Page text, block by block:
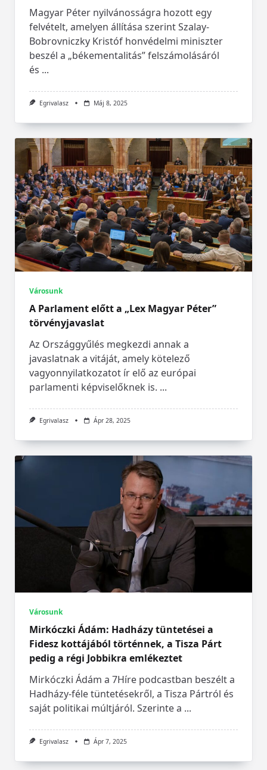
Magyar Péter nyilvánosságra hozott egy
felvételt, amelyen állítása szerint Szalay-
Bobrovniczky Kristóf honvédelmi miniszter
beszél a „békementalitás” felszámolásáról
és ...
Egrivalasz Máj 8, 2025
Városunk
A Parlament előtt a „Lex Magyar Péter”
törvényjavaslat
Az Országgyűlés megkezdi annak a
javaslatnak a vitáját, amely kötelező
vagyonnyilatkozatot ír elő az európai
parlamenti képviselőknek is. ...
Egrivalasz Ápr 28, 2025
Városunk
Mirkóczki Ádám: Hadházy tüntetései a
Fidesz kottájából történnek, a Tisza Párt
pedig a régi Jobbikra emlékeztet
Mirkóczki Ádám a 7Híre podcastban beszélt a
Hadházy-féle tüntetésekről, a Tisza Pártról és
saját politikai múltjáról. Szerinte a ...
Egrivalasz Ápr 7, 2025